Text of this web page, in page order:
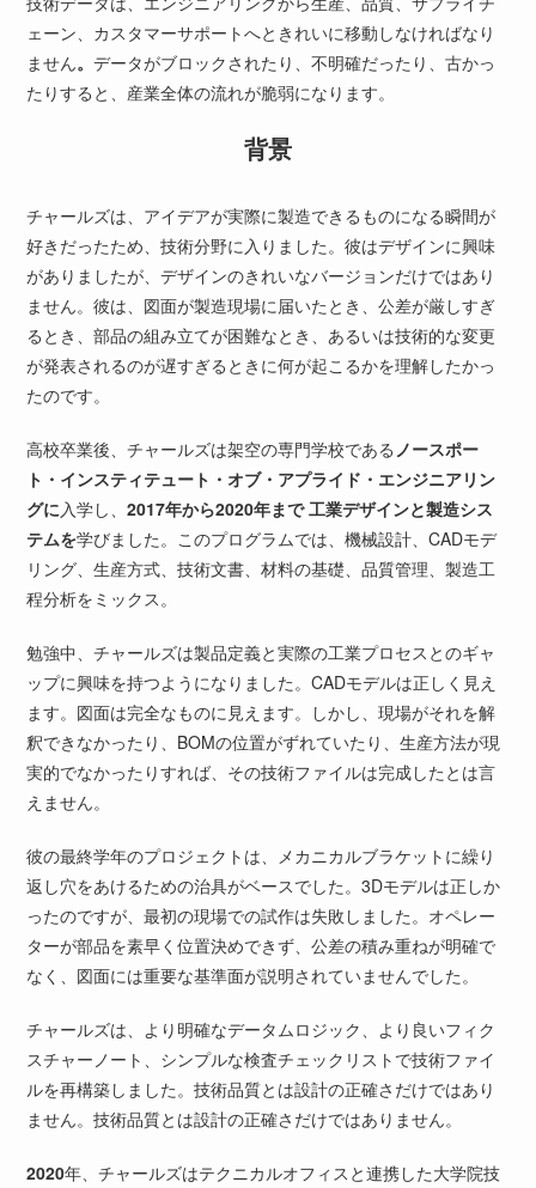
ェーン、カスタマーサポートへときれいに移動しなければなり
ません。データがブロックされたり、不明確だったり、古かっ
たりすると、産業全体の流れが脆弱になります。
背景
チャールズは、アイデアが実際に製造できるものになる瞬間が
好きだったため、技術分野に入りました。彼はデザインに興味
がありましたが、デザインのきれいなバージョンだけではあり
ません。彼は、図面が製造現場に届いたとき、公差が厳しすぎ
るとき、部品の組み立てが困難なとき、あるいは技術的な変更
が発表されるのが遅すぎるときに何が起こるかを理解したかっ
たのです。
高校卒業後、チャールズは架空の専門学校である ノースポー
ト・インスティテュート・オブ・アプライド・エンジニアリン
グに 入学し、2017年から2020年まで 工業デザインと製造シス
テムを学びました。このプログラムでは、機械設計、CADモデ
リング、生産方式、技術文書、材料の基礎、品質管理、製造工
程分析をミックス。
勉強中、チャールズは製品定義と実際の工業プロセスとのギャ
ップに興味を持つようになりました。CADモデルは正しく見え
ます。図面は完全なものに見えます。しかし、現場がそれを解
釈できなかったり、BOMの位置がずれていたり、生産方法が現
実的でなかったりすれば、その技術ファイルは完成したとは言
えません。
彼の最終学年のプロジェクトは、メカニカルブラケットに繰り
返し穴をあけるための治具がベースでした。3Dモデルは正しか
ったのですが、最初の現場での試作は失敗しました。オペレー
ターが部品を素早く位置決めできず、公差の積み重ねが明確で
なく、図面には重要な基準面が説明されていませんでした。
チャールズは、より明確なデータムロジック、より良いフィク
スチャーノート、シンプルな検査チェックリストで技術ファイ
ルを再構築しました。技術品質とは設計の正確さだけではあり
ません。技術品質とは設計の正確さだけではありません。
2020年、チャールズはテクニカルオフィスと連携した大学院技